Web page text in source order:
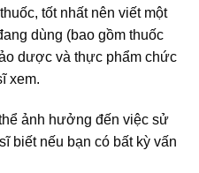
tốt nhất nên viết một
dùng (bao gồm thuốc
dược và thực phẩm chức
xem.
ảnh hưởng đến việc sử
biết nếu bạn có bất kỳ vấn